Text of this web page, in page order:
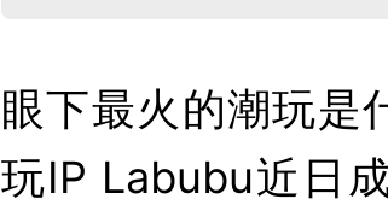
眼下最火的潮玩是
玩IP Labubu近日